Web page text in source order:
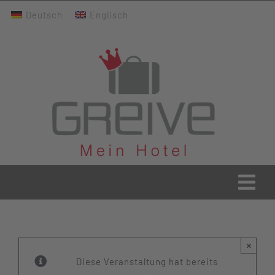
Deutsch Englisch
Aktuelles
Diese Veranstaltung hat bereits
×